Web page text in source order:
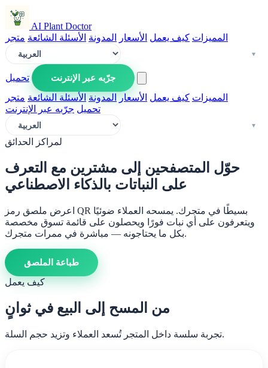
AI Plant Doctor
المميزات كيف يعمل الأسعار المدونة الأسئلة الشائعة متجر
تحميل
جرّبه عبر الإنترنت
المميزات كيف يعمل الأسعار المدونة الأسئلة الشائعة متجر
تحميل جرّبه عبر الإنترنت
لمراكز الحدائق
حوّل المتصفحين إلى مشترين مع التعرف
على النباتات بالذكاء الاصطناعي
اعرض ملصق رمز QR بسيطًا في متجرك. يمسحه العملاء ضوئيًا
ويتعرفون على أي نبات فورًا ويحصلون على قائمة تسوق مخصصة
بكل ما يحتاجونه — مباشرة في ممرات متجرك.
طباعة الملصق
كيف يعمل
من المسح إلى البيع في ثوانٍ
تجربة سلسة داخل المتجر تُسعد العملاء وتزيد حجم السلة.